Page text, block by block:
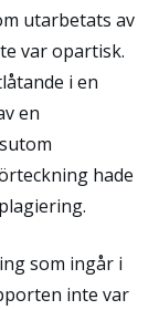
utarbetats av
var opartisk.
i en
en
hade
som ingår i
inte var